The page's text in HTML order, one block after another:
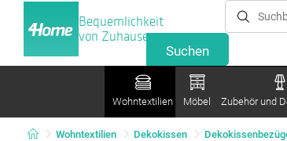
Bequemlichkeit
von Zuhause
Wohntextilien Möbel Zubehör und
Wohntextilien Dekokissen